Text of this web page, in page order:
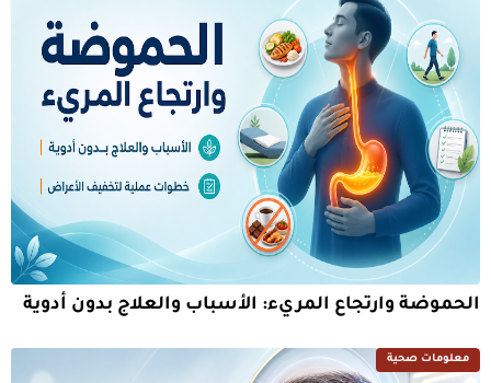
الحموضة وارتجاع المريء: الأسباب والعلاج بدون أدوية
معلومات صحية